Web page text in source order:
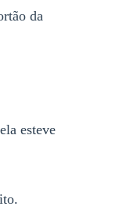
da
esteve